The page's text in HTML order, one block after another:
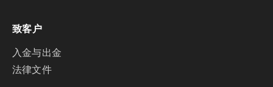
致客户
入金与出金
法律文件